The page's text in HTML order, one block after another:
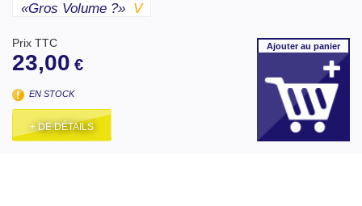
«gros Volume ?» V
Prix TTC
23,00 €
EN STOCK
+ DE DÉTAILS
Ajouterau panier